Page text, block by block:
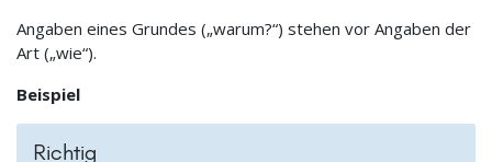
Angaben eines Grundes („warum?“) stehen vor Angaben der
Art („wie“).
Beispiel
Richtig